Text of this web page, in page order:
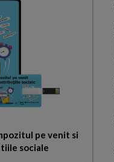
pe venit si
sociale